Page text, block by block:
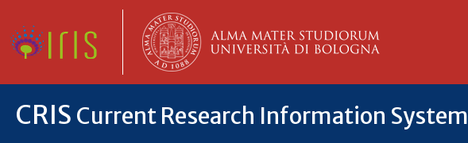
CRIS Current Research Information System